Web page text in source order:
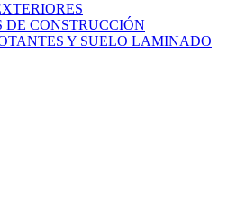
DE CONSTRUCCIÓN
Y SUELO LAMINADO